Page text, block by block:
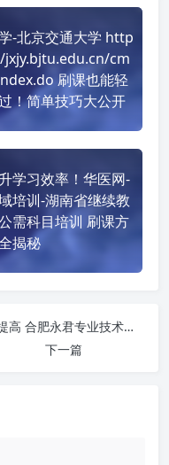
-北京交通大学 http
jxjy.bjtu.edu.cn/cm
刷课也能轻
！简单技巧大公开
学习效率！华医网-
培训-湖南省继续教
需科目培训 刷课方
揭秘
想提高 合肥永君专业技术人员继续教育在线 https://hfyj.zjzx.ah.cn/ 刷课效率？看看这些实用技巧
下一篇